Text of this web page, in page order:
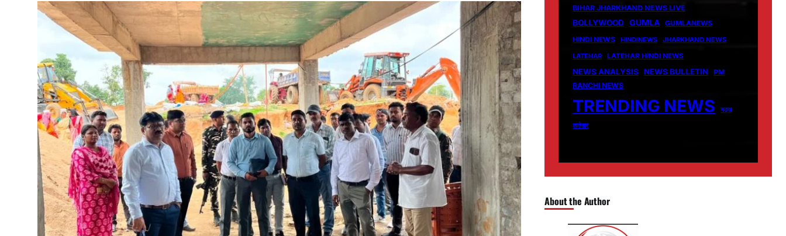
BIHAR JHARKHAND NEWS LIVE
BOLLYWOOD GUMLA
GUMLANEWS
HINDI NEWS
HINDINEWS
JHARKHAND NEWS
LATEHAR
LATEHAR HINDI NEWS
NEWS ANALYSIS NEWS BULLETIN
PM
RANCHI NEWS
TRENDING NEWS
गढ़वा
लातेहार
About the Author